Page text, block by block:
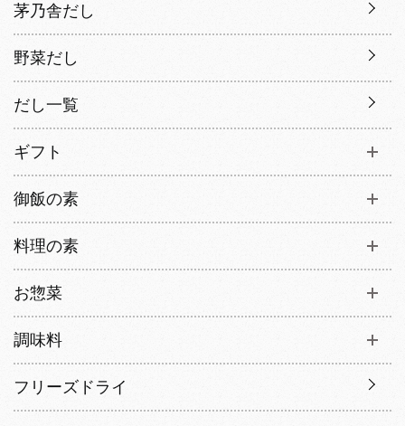
茅乃舎だし
野菜だし
だし一覧
ギフト
御飯の素
料理の素
お惣菜
調味料
フリーズドライ